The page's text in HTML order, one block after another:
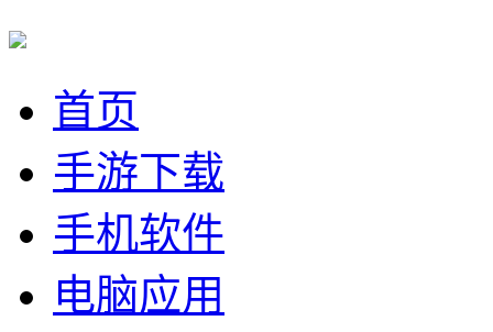
首页
手游下载
手机软件
电脑应用